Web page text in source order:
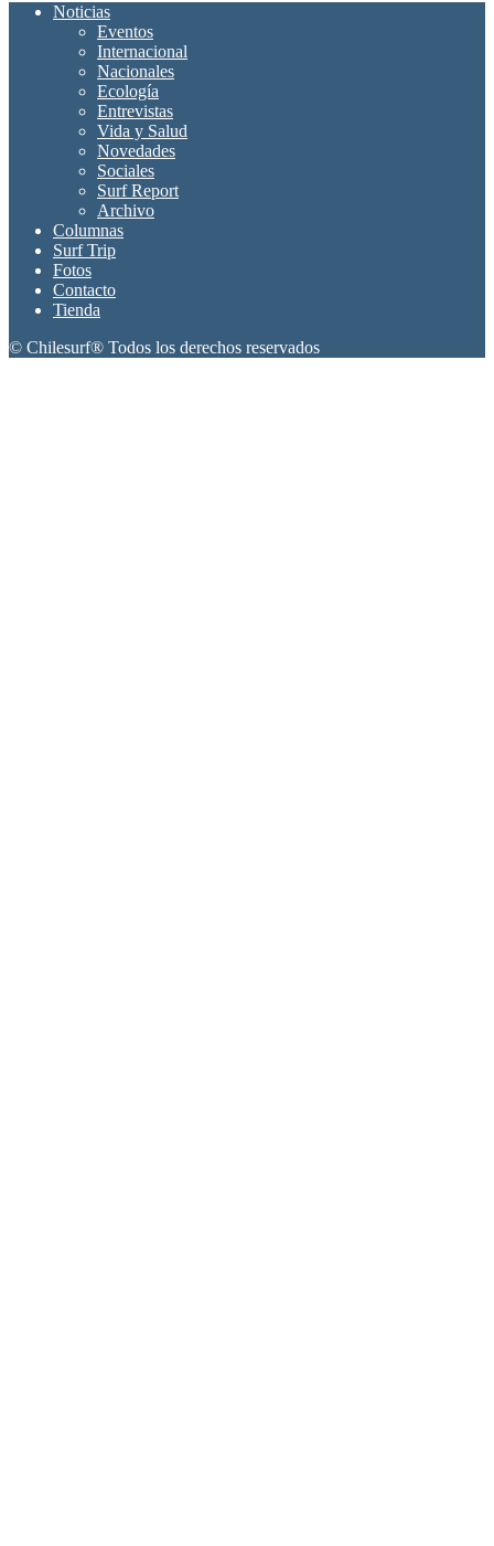
Noticias
Eventos
Internacional
Nacionales
Ecología
Entrevistas
Vida y Salud
Novedades
Sociales
Surf Report
Archivo
Columnas
Surf Trip
Fotos
Contacto
Tienda
© Chilesurf® Todos los derechos reservados